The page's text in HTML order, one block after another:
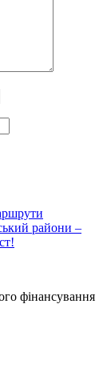
фінансування